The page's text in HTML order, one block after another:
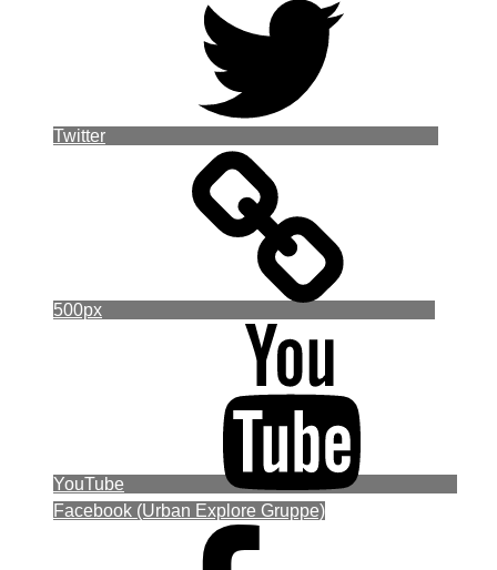
Twitter
500px
YouTube
Facebook (Urban Explore Gruppe)